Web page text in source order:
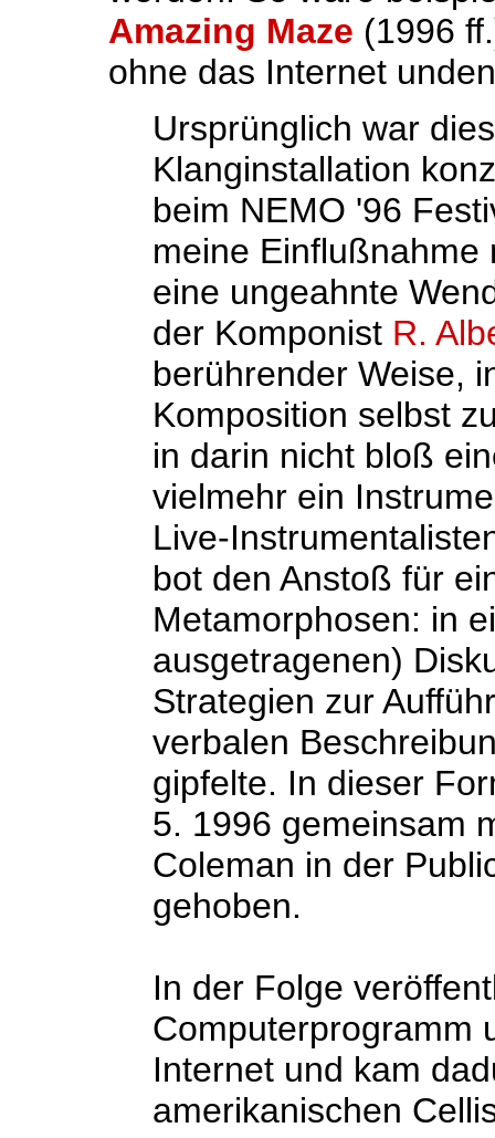
Amazing Maze (1996
ohne das Internet
Ursprünglich war
Klanginstallation
beim NEMO '96
meine Einflußnahme
eine ungeahnte
der Komponist R.
berührender Weise,
Komposition selbst
in darin nicht bloß
vielmehr ein
Live-
bot den Anstoß für
Metamorphosen: in
ausgetragenen)
Strategien zur
verbalen
gipfelte. In dieser
5. 1996 gemeinsam
Coleman in der
gehoben.
In der Folge
Computerprogramm
Internet und kam
amerikanischen